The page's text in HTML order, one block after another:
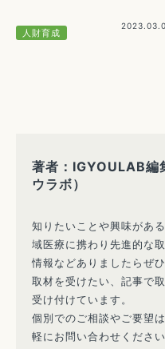
人財育成
著者：IGYOULAB編
ウラボ）
知りたいことや興味があ
域医療に携わり先進的な
情報などありましたらぜ
取材を受けたい、記事で
受け付けています。
個別でのご相談やご要望
軽にお問い合わせください